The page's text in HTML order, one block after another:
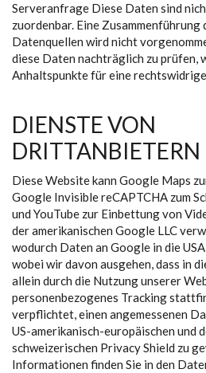
Serveranfrage Diese Daten sind
zuordenbar. Eine
Datenquellen wird nicht
diese Daten nachträglich zu prüfen,
Anhaltspunkte für eine
DIENSTE VON
DRITTANBIETERN
Diese Website kann Google Maps
Google Invisible reCAPTCHA zum
und YouTube zur Einbettung von
der amerikanischen Google LLC
wodurch Daten an Google in die
wobei wir davon ausgehen, dass in
allein durch die Nutzung unserer
personenbezogenes Tracking
verpflichtet, einen angemessenen
US-amerikanisch-europäischen und
schweizerischen Privacy Shield zu
Informationen finden Sie in den